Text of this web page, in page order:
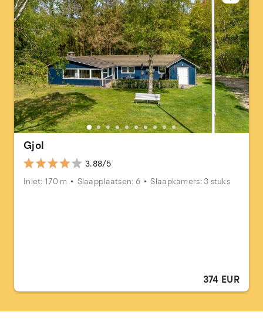
Gjol
3.88/5
Inlet: 170 m
Slaapplaatsen: 6 Slaapkamers: 3 stuks
374 EUR